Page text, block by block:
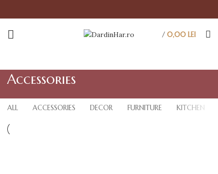
/ 0,00 LEI
Accessories
ALL ACCESSORIES DECOR FURNITURE KITCHEN